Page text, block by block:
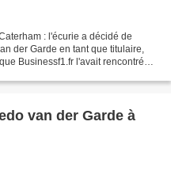
: l'écurie a décidé de
der Garde en tant que titulaire,
Businessf1.fr l'avait rencontré
van der Garde à